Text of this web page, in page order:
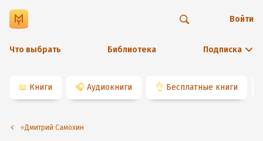
Что выбрать Библиотека Подписка
Войти
📖 Книги 🎧 Аудиокниги 👌 Бесплатные книги
⭐️Дмитрий Самохин